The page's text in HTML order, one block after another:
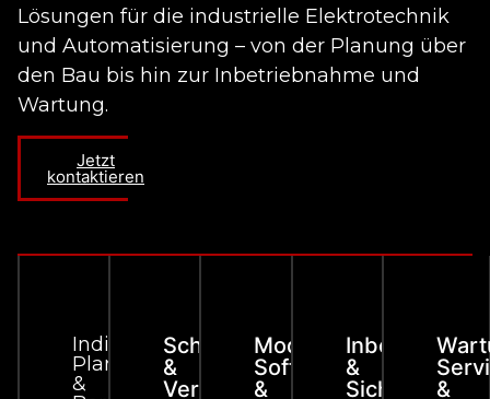
Lösungen für die industrielle Elektrotechnik
und Automatisierung – von der Planung über
den Bau bis hin zur Inbetriebnahme und
Wartung.
Jetzt
kontaktieren
Individuelle
Planung
&
Schaltanlagenbau
&
Verkabelung
Moderne
Software
&
&
&